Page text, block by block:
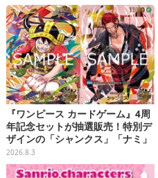
『ワンピース カードゲーム』4周
年記念セットが抽選販売！特別デ
ザインの「シャンクス」「ナミ」
など9枚のプロモカードを収録
2026.8.3